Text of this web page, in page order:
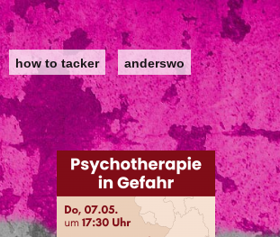
how to tacker anderswo